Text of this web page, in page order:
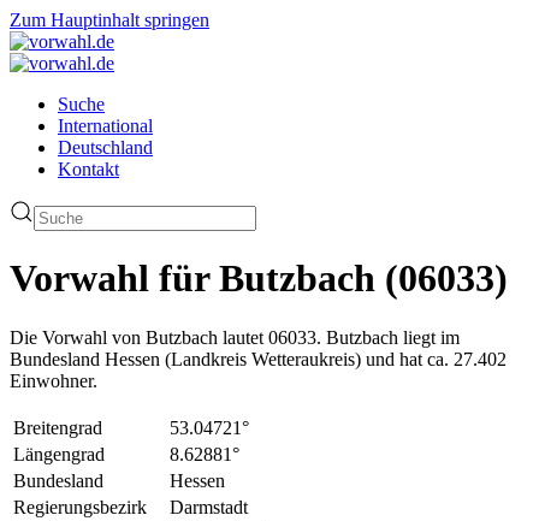
Zum Hauptinhalt springen
Suche
International
Deutschland
Kontakt
Vorwahl für Butzbach (06033)
Die Vorwahl von Butzbach lautet 06033. Butzbach liegt im
Bundesland Hessen (Landkreis Wetteraukreis) und hat ca. 27.402
Einwohner.
Breitengrad
53.04721°
Längengrad
8.62881°
Bundesland
Hessen
Regierungsbezirk
Darmstadt